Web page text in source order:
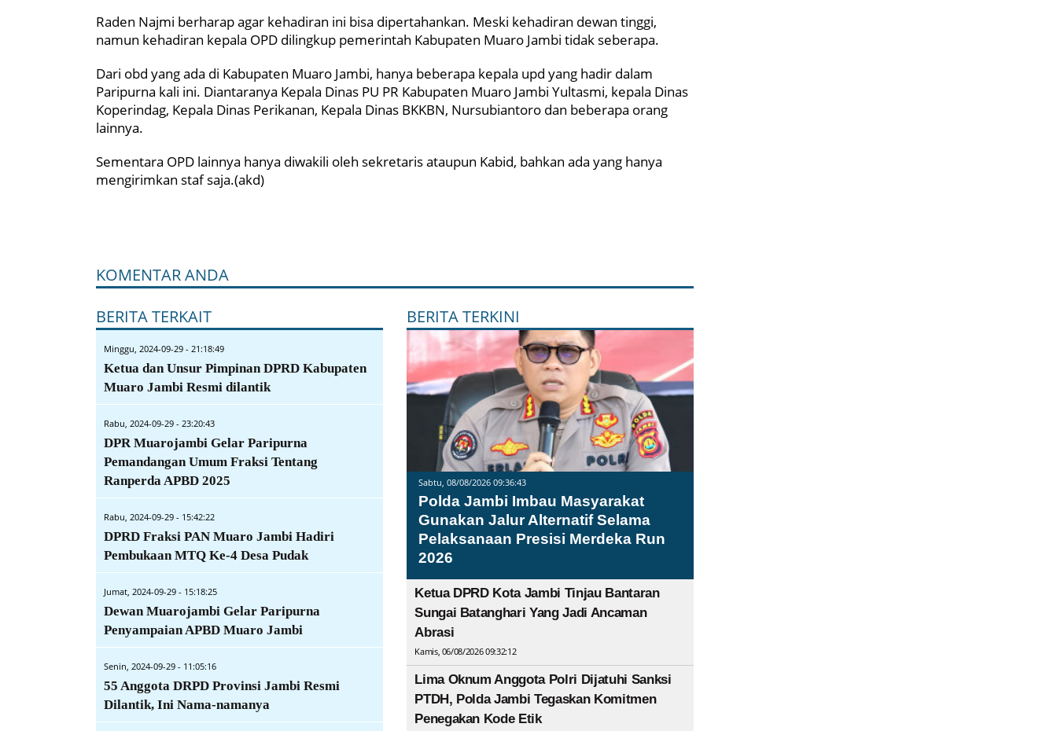
Raden Najmi berharap agar kehadiran ini bisa dipertahankan. Meski kehadiran dewan tinggi,
namun kehadiran kepala OPD dilingkup pemerintah Kabupaten Muaro Jambi tidak seberapa.
Dari obd yang ada di Kabupaten Muaro Jambi, hanya beberapa kepala upd yang hadir dalam
Paripurna kali ini. Diantaranya Kepala Dinas PU PR Kabupaten Muaro Jambi Yultasmi, kepala Dinas
Koperindag, Kepala Dinas Perikanan, Kepala Dinas BKKBN, Nursubiantoro dan beberapa orang
lainnya.
Sementara OPD lainnya hanya diwakili oleh sekretaris ataupun Kabid, bahkan ada yang hanya
mengirimkan staf saja.(akd)
KOMENTAR ANDA
BERITA TERKAIT
Minggu, 2024-09-29 - 21:18:49
Ketua dan Unsur Pimpinan DPRD Kabupaten
Muaro Jambi Resmi dilantik
Rabu, 2024-09-29 - 23:20:43
DPR Muarojambi Gelar Paripurna
Pemandangan Umum Fraksi Tentang
Ranperda APBD 2025
Rabu, 2024-09-29 - 15:42:22
DPRD Fraksi PAN Muaro Jambi Hadiri
Pembukaan MTQ Ke-4 Desa Pudak
Jumat, 2024-09-29 - 15:18:25
Dewan Muarojambi Gelar Paripurna
Penyampaian APBD Muaro Jambi
Senin, 2024-09-29 - 11:05:16
55 Anggota DRPD Provinsi Jambi Resmi
Dilantik, Ini Nama-namanya
BERITA TERKINI
Sabtu, 08/08/2026 09:36:43
Polda Jambi Imbau Masyarakat
Gunakan Jalur Alternatif Selama
Pelaksanaan Presisi Merdeka Run
2026
Ketua DPRD Kota Jambi Tinjau Bantaran
Sungai Batanghari Yang Jadi Ancaman
Abrasi
Kamis, 06/08/2026 09:32:12
Lima Oknum Anggota Polri Dijatuhi Sanksi
PTDH, Polda Jambi Tegaskan Komitmen
Penegakan Kode Etik